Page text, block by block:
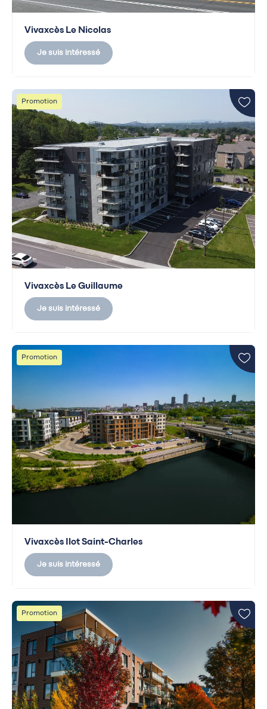
Vivaxcès Le Nicolas
Je suis intéressé
Promotion
Vivaxcès Le Guillaume
Je suis intéressé
Promotion
Vivaxcès Ilot Saint-Charles
Je suis intéressé
Promotion